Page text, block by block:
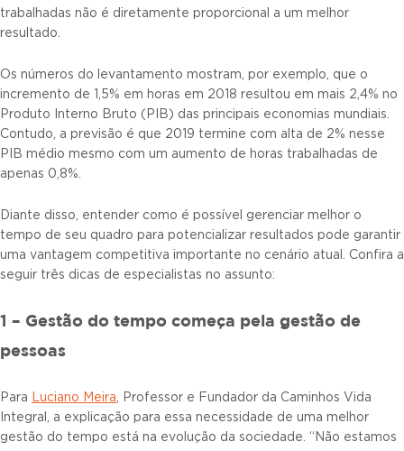
trabalhadas não é diretamente proporcional a um melhor
resultado.
Os números do levantamento mostram, por exemplo, que o
incremento de 1,5% em horas em 2018 resultou em mais 2,4% no
Produto Interno Bruto (PIB) das principais economias mundiais.
Contudo, a previsão é que 2019 termine com alta de 2% nesse
PIB médio mesmo com um aumento de horas trabalhadas de
apenas 0,8%.
Diante disso, entender como é possível gerenciar melhor o
tempo de seu quadro para potencializar resultados pode garantir
uma vantagem competitiva importante no cenário atual. Confira a
seguir três dicas de especialistas no assunto:
1 – Gestão do tempo começa pela gestão de
pessoas
Para Luciano Meira, Professor e Fundador da Caminhos Vida
Integral, a explicação para essa necessidade de uma melhor
gestão do tempo está na evolução da sociedade. “Não estamos